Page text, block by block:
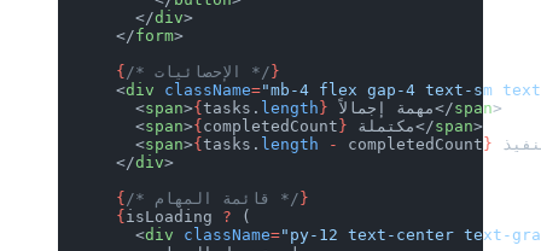
        </
div
      </
form
      {
/* الإحصائيات */
      <
div className="mb-4 flex gap-4 text-sm
        <
span> {tasks. length مهمة إجمالاً</span
        <
span> {completedCount مكتملة</span
        <
span> {tasks. length - completedCount
      </
div
      {
/* قائمة المهام */
      {
isLoading
(
        <
div className= "py-12 text-center text-